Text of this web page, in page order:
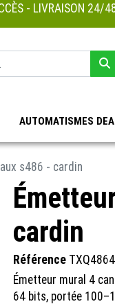
- LIVRAISON 24/
AUTOMATISMES DEA
s486 - cardin
cardin
Référence
Émetteur mural 4
64 bits, portée